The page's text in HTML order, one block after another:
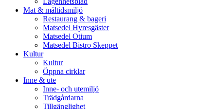
Mat & måltidsmiljö
Restaurang & bageri
Matsedel Hyresgäster
Matsedel Otium
Matsedel Bistro Skeppet
Kultur
Kultur
Öppna cirklar
Inne & ute
Inne- och utemiljö
Trädgårdarna
Tillgänglighet